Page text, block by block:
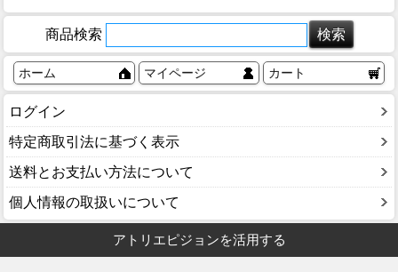
商品検索
ホーム マイページ カート
ログイン
特定商取引法に基づく表示
送料とお支払い方法について
個人情報の取扱いについて
アトリエピジョンを活用する